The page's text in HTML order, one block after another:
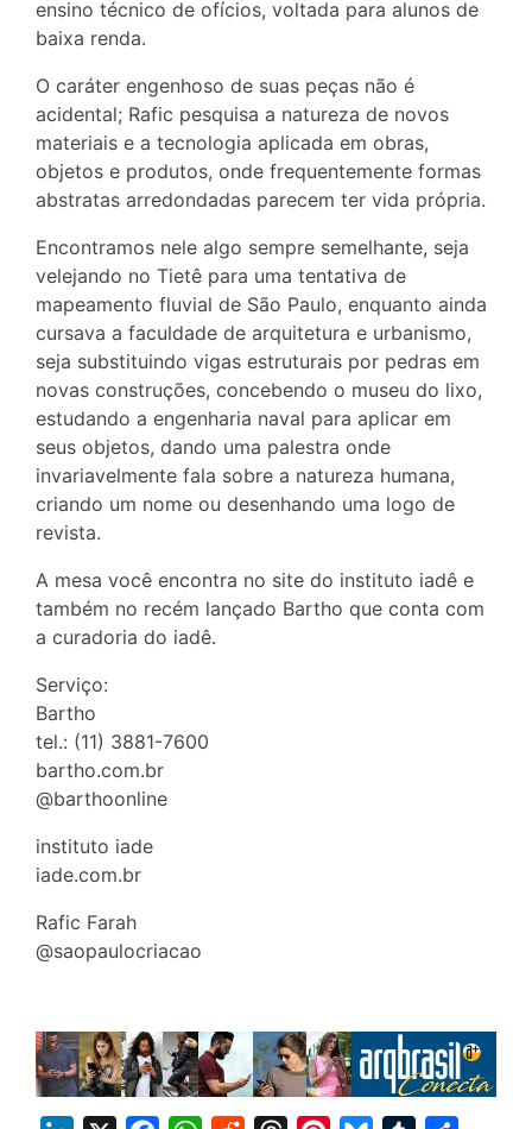
ensino técnico de ofícios, voltada para alunos de
baixa renda.
O caráter engenhoso de suas peças não é
acidental; Rafic pesquisa a natureza de novos
materiais e a tecnologia aplicada em obras,
objetos e produtos, onde frequentemente formas
abstratas arredondadas parecem ter vida própria.
Encontramos nele algo sempre semelhante, seja
velejando no Tietê para uma tentativa de
mapeamento fluvial de São Paulo, enquanto ainda
cursava a faculdade de arquitetura e urbanismo,
seja substituindo vigas estruturais por pedras em
novas construções, concebendo o museu do lixo,
estudando a engenharia naval para aplicar em
seus objetos, dando uma palestra onde
invariavelmente fala sobre a natureza humana,
criando um nome ou desenhando uma logo de
revista.
A mesa você encontra no site do instituto iadê e
também no recém lançado Bartho que conta com
a curadoria do iadê.
Serviço:
Bartho
tel.: (11) 3881-7600
bartho.com.br
@barthoonline
instituto iade
iade.com.br
Rafic Farah
@saopaulocriacao